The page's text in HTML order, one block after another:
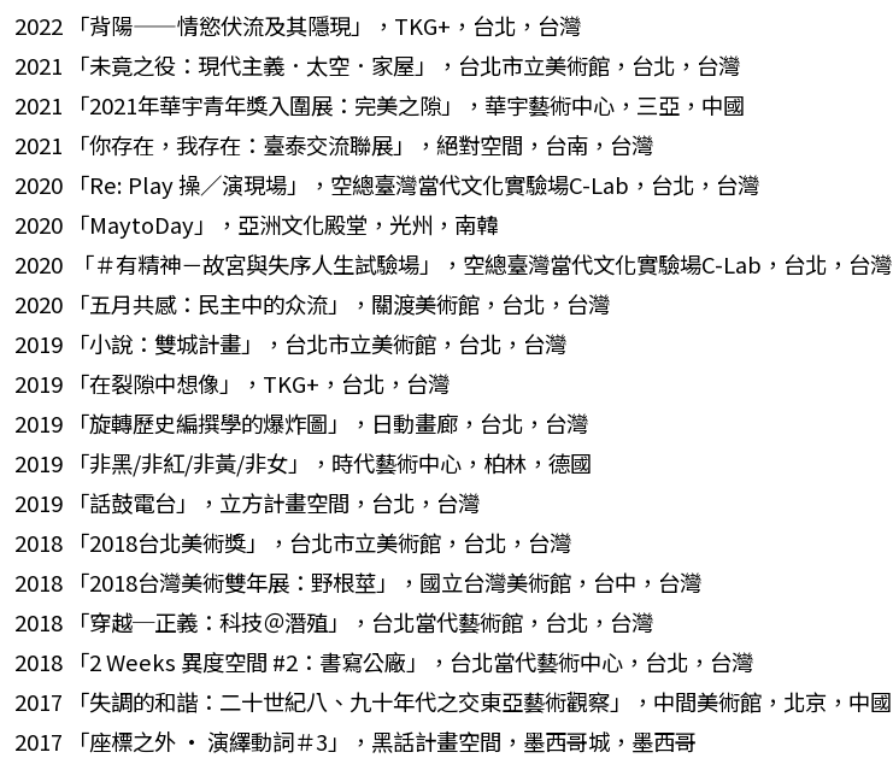
2022 「背陽——情慾伏流及其隱現」，TKG+，台北，台灣
2021 「未竟之役：現代主義．太空．家屋」，台北市立美術館，台北，台灣
2021 「2021年華宇青年獎入圍展：完美之隙」，華宇藝術中心，三亞，中國
2021 「你存在，我存在：臺泰交流聯展」，絕對空間，台南，台灣
2020 「Re: Play 操／演現場」，空總臺灣當代文化實驗場C-Lab，台北，台灣
2020 「MaytoDay」，亞洲文化殿堂，光州，南韓
2020 「＃有精神－故宮與失序人生試驗場」，空總臺灣當代文化實驗場C-Lab，台北，台灣
2020 「五月共感：民主中的众流」，關渡美術館，台北，台灣
2019 「小說：雙城計畫」，台北市立美術館，台北，台灣
2019 「在裂隙中想像」，TKG+，台北，台灣
2019 「旋轉歷史編撰學的爆炸圖」，日動畫廊，台北，台灣
2019 「非黑/非紅/非黃/非女」，時代藝術中心，柏林，德國
2019 「話鼓電台」，立方計畫空間，台北，台灣
2018 「2018台北美術獎」，台北市立美術館，台北，台灣
2018 「2018台灣美術雙年展：野根莖」，國立台灣美術館，台中，台灣
2018 「穿越─正義：科技＠潛殖」，台北當代藝術館，台北，台灣
2018 「2 Weeks 異度空間 #2：書寫公廠」，台北當代藝術中心，台北，台灣
2017 「失調的和諧：二十世紀八、九十年代之交東亞藝術觀察」，中間美術館，北京，中國
2017 「座標之外 · 演繹動詞＃3」，黑話計畫空間，墨西哥城，墨西哥